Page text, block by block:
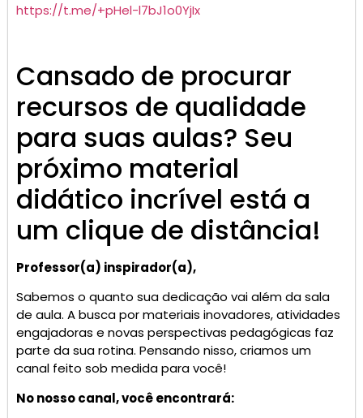
https://t.me/+pHel-l7bJ1o0YjIx
Cansado de procurar
recursos de qualidade
para suas aulas? Seu
próximo material
didático incrível está a
um clique de distância!
Professor(a) inspirador(a),
Sabemos o quanto sua dedicação vai além da sala
de aula. A busca por materiais inovadores, atividades
engajadoras e novas perspectivas pedagógicas faz
parte da sua rotina. Pensando nisso, criamos um
canal feito sob medida para você!
No nosso canal, você encontrará: